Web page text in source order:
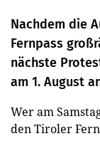
Nachdem die
Fernpass
nächste
am 1. August
Wer am
den Tiroler